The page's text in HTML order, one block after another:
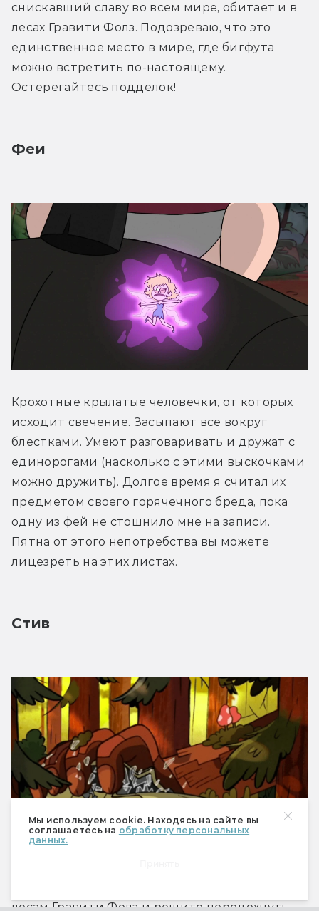
Мы используем cookie. Находясь на сайте вы
соглашаетесь на обработку персональных
данных.
снискавший славу во всем мире, обитает и в
лесах Гравити Фолз. Подозреваю, что это
единственное место в мире, где бигфута
можно встретить по-настоящему.
Остерегайтесь подделок!
Феи
Крохотные крылатые человечки, от которых
исходит свечение. Засыпают все вокруг
блестками. Умеют разговаривать и дружат с
единорогами (насколько с этими выскочками
можно дружить). Долгое время я считал их
предметом своего горячечного бреда, пока
одну из фей не стошнило мне на записи.
Пятна от этого непотребства вы можете
лицезреть на этих листах.
Стив
лесам Гравити Фолз и решите передохнуть